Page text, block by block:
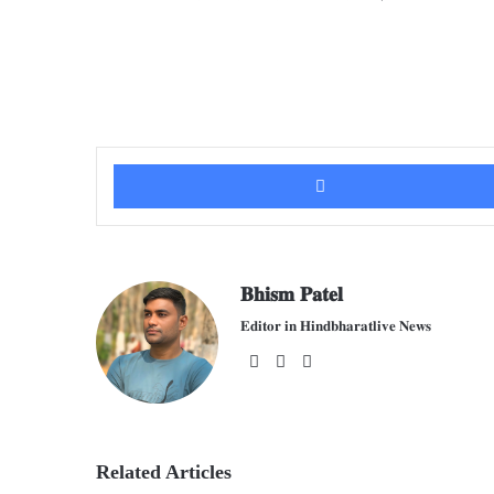
𝐁𝐡𝐢𝐬𝐦 𝐏𝐚𝐭𝐞𝐥
𝐄𝐝𝐢𝐭𝐨𝐫 𝐢𝐧 𝐇𝐢𝐧𝐝𝐛𝐡𝐚𝐫𝐚𝐭𝐥𝐢𝐯𝐞 𝐍𝐞𝐰𝐬
We
Fac
Related Articles